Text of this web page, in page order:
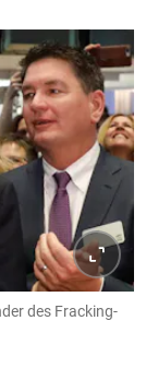
des Fracking-